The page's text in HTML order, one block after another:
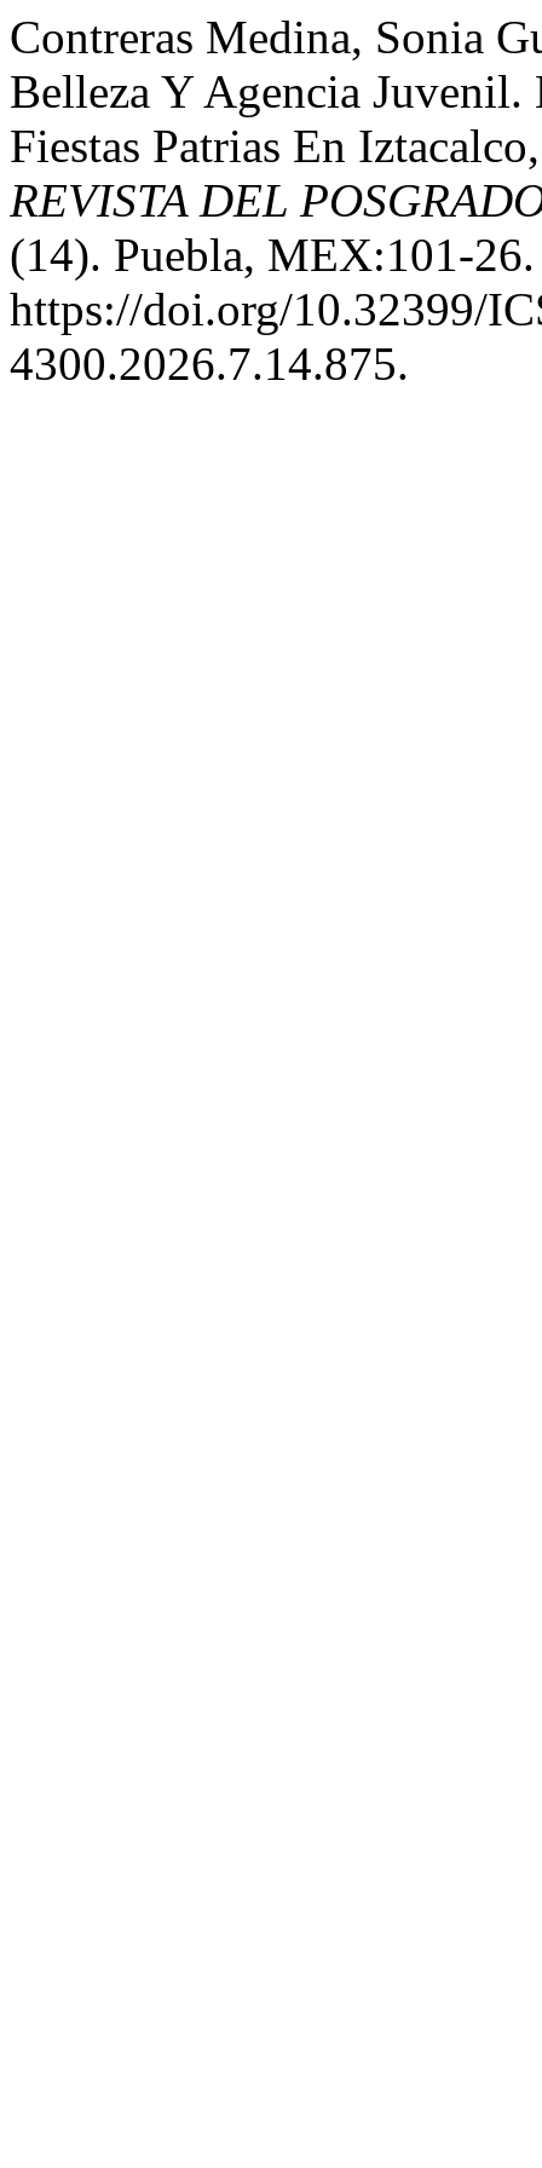
Contreras Medina, Sonia
Belleza Y Agencia Juvenil.
Fiestas Patrias En
REVISTA DEL
(14). Puebla, MEX:101-26.
https://doi.org/10.32399/
4300.2026.7.14.875.